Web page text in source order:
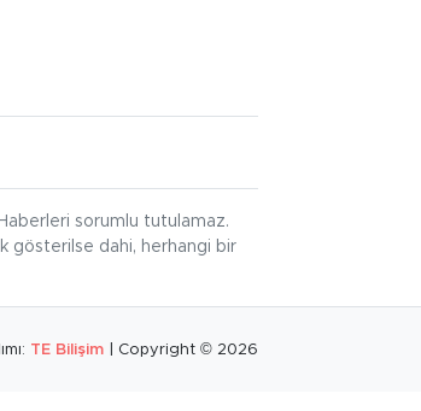
sorumlu tutulamaz.
gösterilse dahi, herhangi bir
TE Bilişim | Copyright © 2026